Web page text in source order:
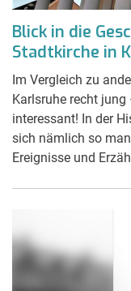
Blick in die
Stadtkirche in
Im Vergleich zu
Karlsruhe recht
interessant! In der
sich nämlich so
Ereignisse und